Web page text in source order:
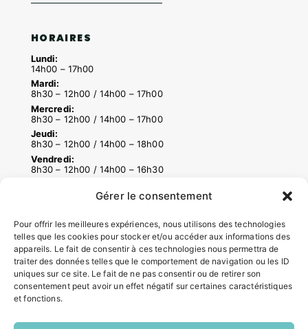
Gérer le consentement
Pour offrir les meilleures expériences, nous utilisons des technologies
telles que les cookies pour stocker et/ou accéder aux informations des
appareils. Le fait de consentir à ces technologies nous permettra de
traiter des données telles que le comportement de navigation ou les ID
uniques sur ce site. Le fait de ne pas consentir ou de retirer son
consentement peut avoir un effet négatif sur certaines caractéristiques
et fonctions.
HORAIRES
Lundi:
14h00 – 17h00
Mardi:
8h30 – 12h00 / 14h00 – 17h00
Mercredi:
8h30 – 12h00 / 14h00 – 17h00
Jeudi:
8h30 – 12h00 / 14h00 – 18h00
Vendredi:
8h30 – 12h00 / 14h00 – 16h30
Contacter la mairie
Pôle santé
Le Saucatais
Formalités administratives
Restauration scolaire